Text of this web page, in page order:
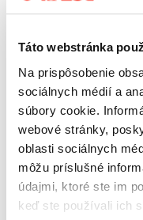
Táto webstránka
Na prispôsobenie
sociálnych médií a
súbory cookie.
webové stránky,
oblasti sociálnych
môžu príslušné
údajmi, ktoré ste im
keď ste používali ich
ROLLOUT_TO
KEN
__Secure-
YEC
YouTube
__Secure-
YNID
YouTube
_fbp
Meta